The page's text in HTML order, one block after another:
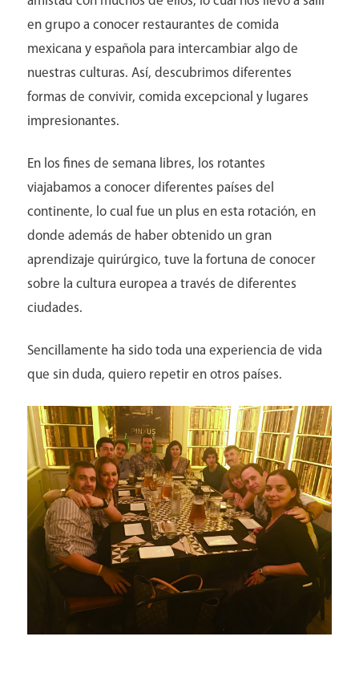
en grupo a conocer restaurantes de comida
mexicana y española para intercambiar algo de
nuestras culturas. Así, descubrimos diferentes
formas de convivir, comida excepcional y lugares
impresionantes.
En los fines de semana libres, los rotantes
viajabamos a conocer diferentes países del
continente, lo cual fue un plus en esta rotación, en
donde además de haber obtenido un gran
aprendizaje quirúrgico, tuve la fortuna de conocer
sobre la cultura europea a través de diferentes
ciudades.
Sencillamente ha sido toda una experiencia de vida
que sin duda, quiero repetir en otros países.